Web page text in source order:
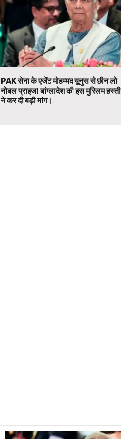
PAK सेना के एजेंट मोहम्मद यूनुस से छीन लो
नोबल प्राइज! बांग्लादेश की इस मुस्लिम हस्ती
ने कर दी बड़ी मांग।